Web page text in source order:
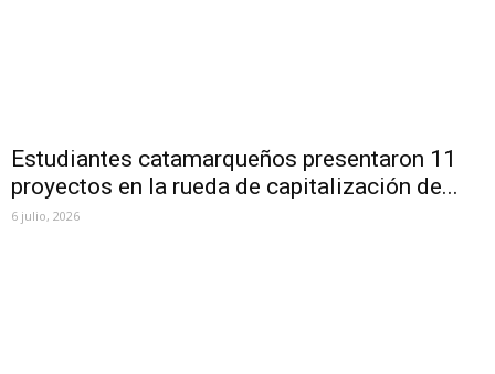
Estudiantes catamarqueños presentaron 11
proyectos en la rueda de capitalización de...
6 julio, 2026